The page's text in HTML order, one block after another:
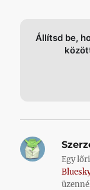
Állítsd be,
Egy